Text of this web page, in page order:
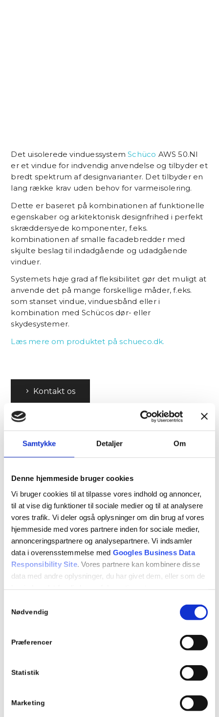
Samtykke Detaljer Om
Denne hjemmeside bruger cookies
Vi bruger cookies til at tilpasse vores indhold og annoncer,
til at vise dig funktioner til sociale medier og til at analysere
vores trafik. Vi deler også oplysninger om din brug af vores
hjemmeside med vores partnere inden for sociale medier,
annonceringspartnere og analysepartnere. Vi indsamler
data i overensstemmelse med Googles Business Data
Responsibility Site. Vores partnere kan kombinere disse
data med andre oplysninger, du har givet dem, eller som de
Se Cookie & Privatlivspolitik
Nødvendig
Præferencer
Statistik
Marketing
Det uisolerede vinduessystemSchüco AWS 50.NI
er et vindue for indvendig anvendelse og tilbyder et
bredt spektrum af designvarianter. Det tilbyder en
lang række krav uden behov for varmeisolering.
Dette er baseret på kombinationen af funktionelle
egenskaber og arkitektonisk designfrihed i perfekt
skræddersyede komponenter, f.eks.
kombinationen af smalle facadebredder med
skjulte beslag til indadgående og udadgående
vinduer.
Systemets høje grad af fleksibilitet gør det muligt at
anvende det på mange forskellige måder, f.eks.
som stanset vindue, vinduesbånd eller i
kombination med Schücos dør- eller
skydesystemer.
Læs mere om produktet på schueco.dk.
Kontakt os